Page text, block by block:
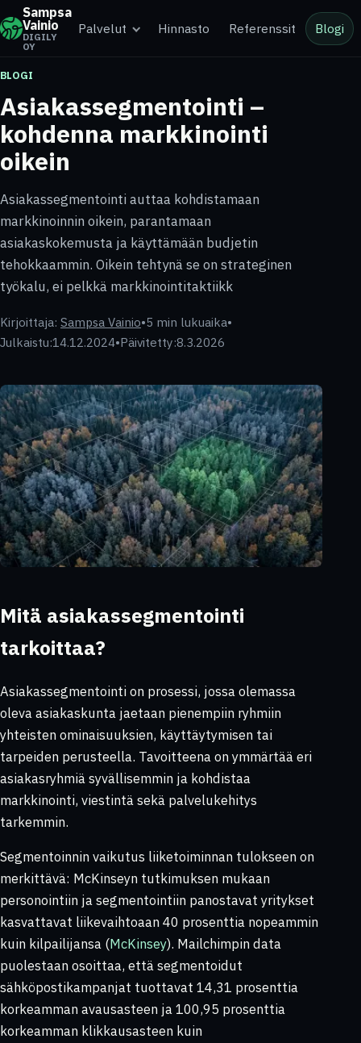
Sampsa
Vainio
DIGILY
OY
Palvelut Hinnasto Referenssit Blogi
BLOGI
Asiakassegmentointi –
kohdenna markkinointi
oikein
Asiakassegmentointi auttaa kohdistamaan
markkinoinnin oikein, parantamaan
asiakaskokemusta ja käyttämään budjetin
tehokkaammin. Oikein tehtynä se on strateginen
työkalu, ei pelkkä markkinointitaktiikk
Kirjoittaja: Sampsa Vainio•5 min lukuaika•
Julkaistu:14.12.2024•Päivitetty:8.3.2026
Mitä asiakassegmentointi
tarkoittaa?
Asiakassegmentointi on prosessi, jossa olemassa
oleva asiakaskunta jaetaan pienempiin ryhmiin
yhteisten ominaisuuksien, käyttäytymisen tai
tarpeiden perusteella. Tavoitteena on ymmärtää eri
asiakasryhmiä syvällisemmin ja kohdistaa
markkinointi, viestintä sekä palvelukehitys
tarkemmin.
Segmentoinnin vaikutus liiketoiminnan tulokseen on
merkittävä: McKinseyn tutkimuksen mukaan
personointiin ja segmentointiin panostavat yritykset
kasvattavat liikevaihtoaan 40 prosenttia nopeammin
kuin kilpailijansa (McKinsey). Mailchimpin data
puolestaan osoittaa, että segmentoidut
sähköpostikampanjat tuottavat 14,31 prosenttia
korkeamman avausasteen ja 100,95 prosenttia
korkeamman klikkausasteen kuin